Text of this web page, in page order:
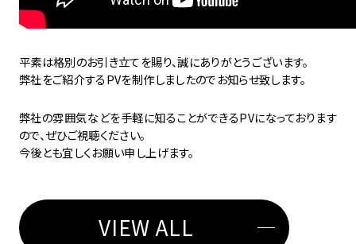
平素は格別のお引き立てを賜り、誠にありがとうございます。
弊社をご紹介するPVを制作しましたのでお知らせ致します。
弊社の雰囲気などを手軽に知ることができるPVになっております
ので、ぜひご視聴ください。
今後とも宜しくお願い申し上げます。
VIEW ALL